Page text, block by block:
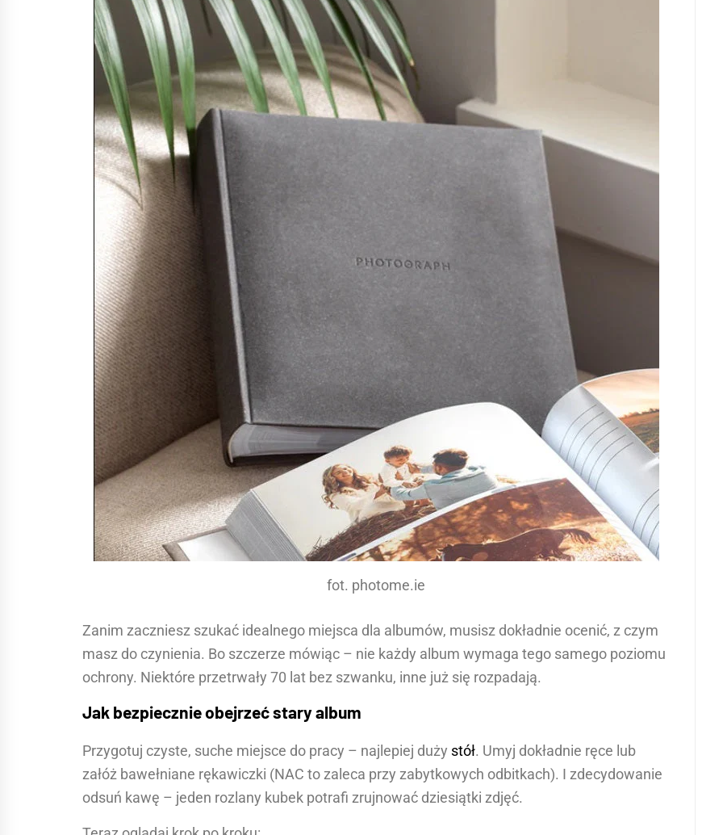
fot. photome.ie
Zanim zaczniesz szukać idealnego miejsca dla albumów, musisz dokładnie ocenić, z czym
masz do czynienia. Bo szczerze mówiąc – nie każdy album wymaga tego samego poziomu
ochrony. Niektóre przetrwały 70 lat bez szwanku, inne już się rozpadają.
Jak bezpiecznie obejrzeć stary album
Przygotuj czyste, suche miejsce do pracy – najlepiej duży stół. Umyj dokładnie ręce lub
załóż bawełniane rękawiczki (NAC to zaleca przy zabytkowych odbitkach). I zdecydowanie
odsuń kawę – jeden rozlany kubek potrafi zrujnować dziesiątki zdjęć.